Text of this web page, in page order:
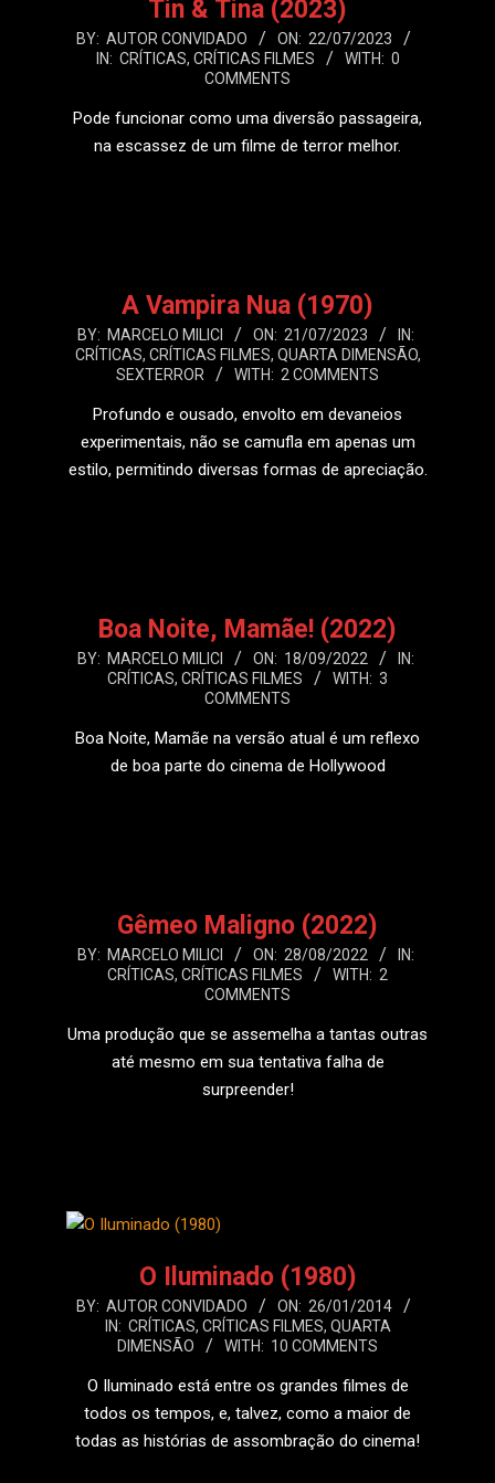
Tin & Tina (2023)
2023-
BY: AUTOR CONVIDADO ON: 22/07/2023
IN: CRÍTICAS, CRÍTICAS FILMES WITH: 0
COMMENTS
Pode funcionar como uma diversão passageira,
na escassez de um filme de terror melhor.
A Vampira Nua (1970)
2023-
07-
BY: MARCELO MILICI ON: 21/07/2023
IN:
CRÍTICAS, CRÍTICAS FILMES, QUARTA DIMENSÃO,
SEXTERROR
WITH: 2 COMMENTS
Profundo e ousado, envolto em devaneios
experimentais, não se camufla em apenas um
estilo, permitindo diversas formas de apreciação.
Boa Noite, Mamãe! (2022)
2022-
BY: MARCELO MILICI ON: 18/09/2022
IN:
CRÍTICAS, CRÍTICAS FILMES WITH: 3
COMMENTS
Boa Noite, Mamãe na versão atual é um reflexo
de boa parte do cinema de Hollywood
Gêmeo Maligno (2022)
2022-
BY: MARCELO MILICI ON: 28/08/2022
IN:
CRÍTICAS, CRÍTICAS FILMES WITH: 2
COMMENTS
Uma produção que se assemelha a tantas outras
até mesmo em sua tentativa falha de
surpreender!
O Iluminado (1980)
2014-
BY: AUTOR CONVIDADO ON: 26/01/2014
IN: CRÍTICAS, CRÍTICAS FILMES, QUARTA
DIMENSÃO
WITH: 10 COMMENTS
O Iluminado está entre os grandes filmes de
todos os tempos, e, talvez, como a maior de
todas as histórias de assombração do cinema!